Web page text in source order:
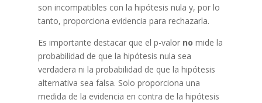
son incompatibles con la hipótesis nula y, por lo
tanto, proporciona evidencia para rechazarla.
Es importante destacar que el p-valor no mide la
probabilidad de que la hipótesis nula sea
verdadera ni la probabilidad de que la hipótesis
alternativa sea falsa. Solo proporciona una
medida de la evidencia en contra de la hipótesis